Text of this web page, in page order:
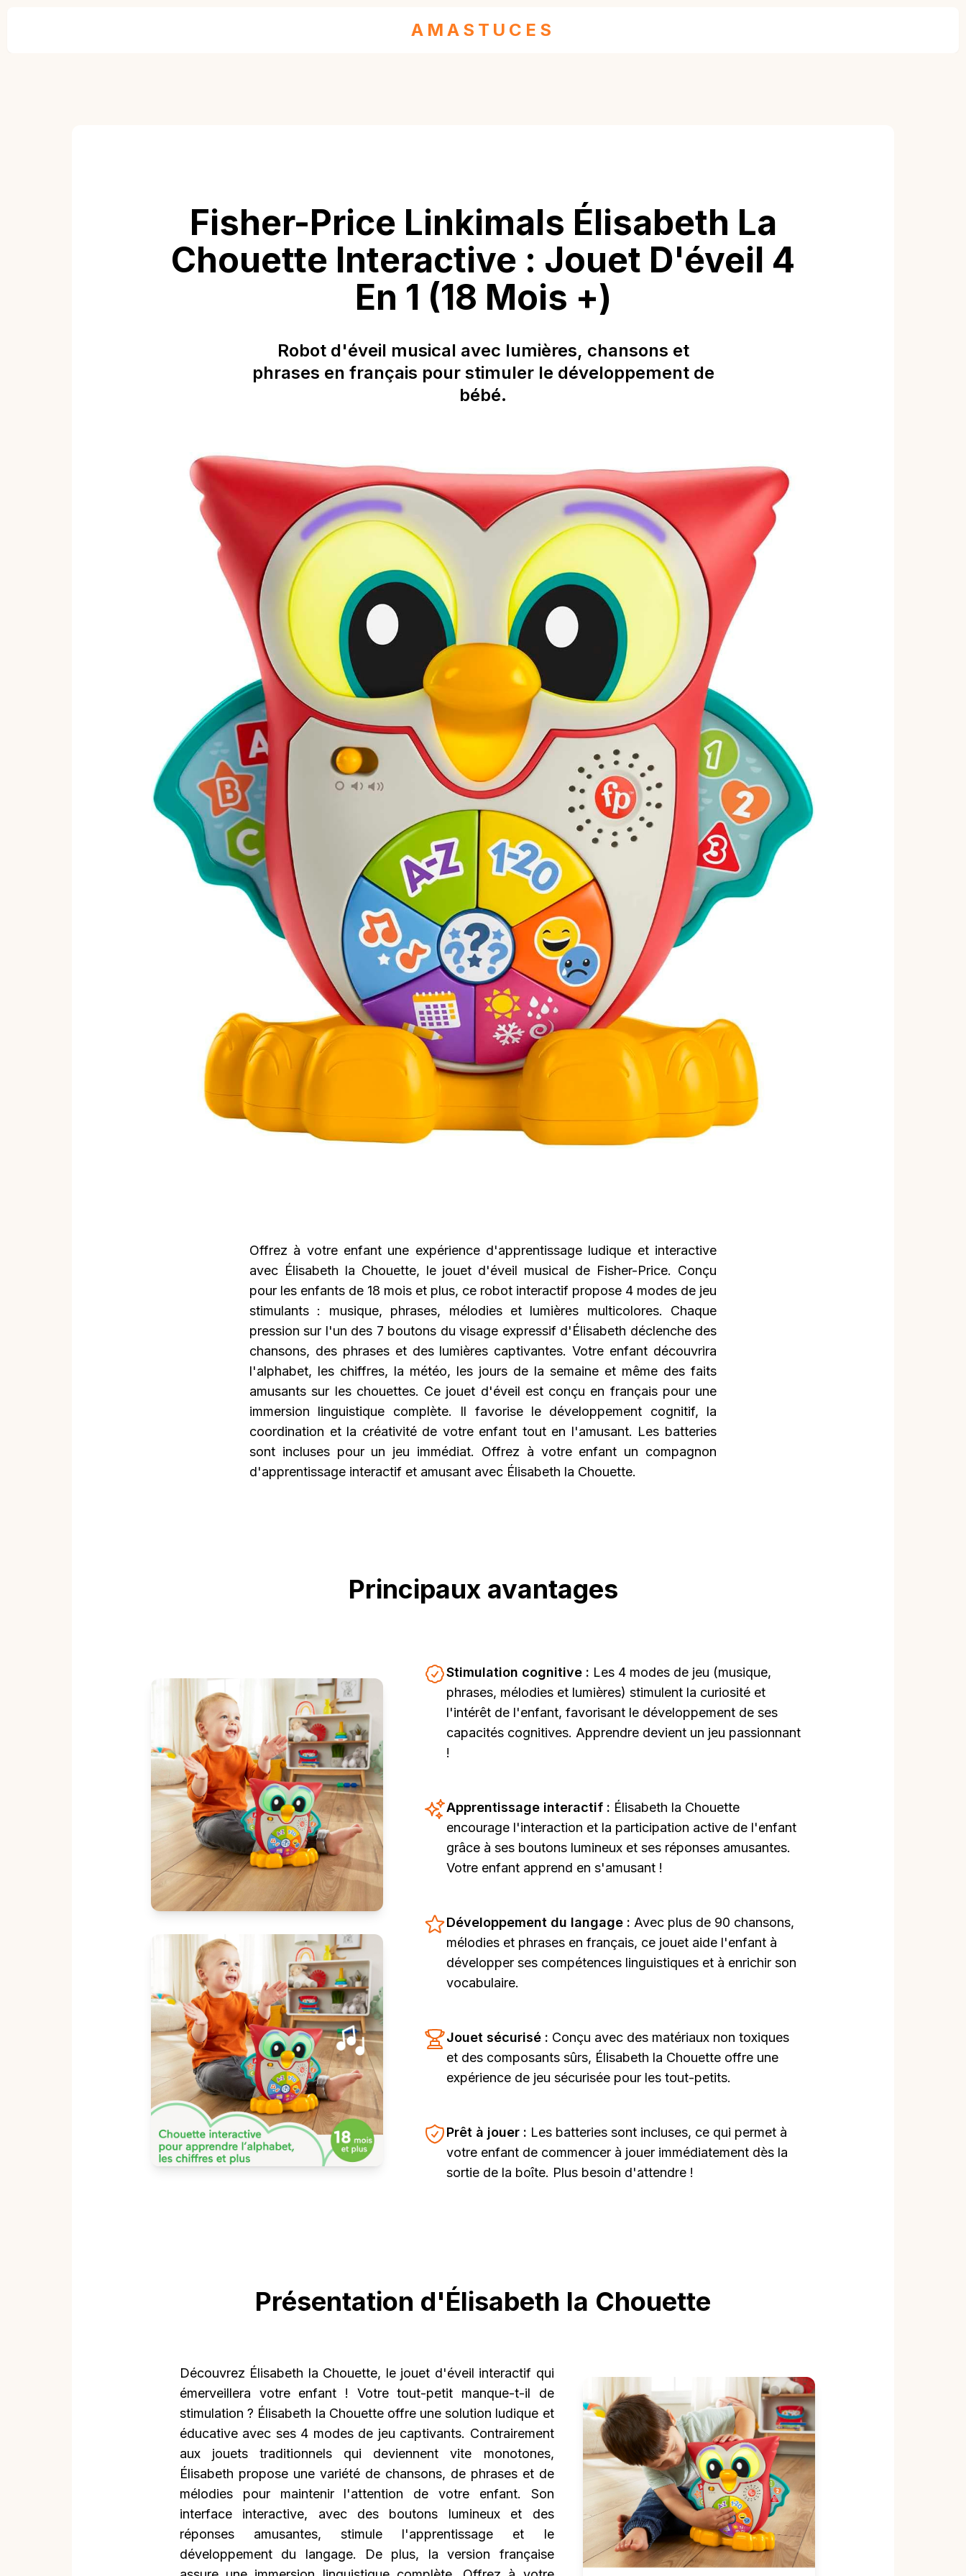
AMASTUCES
Fisher-Price Linkimals Élisabeth La
Chouette Interactive : Jouet D'éveil 4
En 1 (18 Mois +)
Robot d'éveil musical avec lumières, chansons et
phrases en français pour stimuler le développement de
bébé.
Offrez à votre enfant une expérience d'apprentissage ludique et interactive
avec Élisabeth la Chouette, le jouet d'éveil musical de Fisher-Price. Conçu
pour les enfants de 18 mois et plus, ce robot interactif propose 4 modes de jeu
stimulants : musique, phrases, mélodies et lumières multicolores. Chaque
pression sur l'un des 7 boutons du visage expressif d'Élisabeth déclenche des
chansons, des phrases et des lumières captivantes. Votre enfant découvrira
l'alphabet, les chiffres, la météo, les jours de la semaine et même des faits
amusants sur les chouettes. Ce jouet d'éveil est conçu en français pour une
immersion linguistique complète. Il favorise le développement cognitif, la
coordination et la créativité de votre enfant tout en l'amusant. Les batteries
sont incluses pour un jeu immédiat. Offrez à votre enfant un compagnon
d'apprentissage interactif et amusant avec Élisabeth la Chouette.
Principaux avantages
Stimulation cognitive : Les 4 modes de jeu (musique,
phrases, mélodies et lumières) stimulent la curiosité et
l'intérêt de l'enfant, favorisant le développement de ses
capacités cognitives. Apprendre devient un jeu passionnant
!
Apprentissage interactif : Élisabeth la Chouette
encourage l'interaction et la participation active de l'enfant
grâce à ses boutons lumineux et ses réponses amusantes.
Votre enfant apprend en s'amusant !
Développement du langage : Avec plus de 90 chansons,
mélodies et phrases en français, ce jouet aide l'enfant à
développer ses compétences linguistiques et à enrichir son
vocabulaire.
Jouet sécurisé : Conçu avec des matériaux non toxiques
et des composants sûrs, Élisabeth la Chouette offre une
expérience de jeu sécurisée pour les tout-petits.
Prêt à jouer : Les batteries sont incluses, ce qui permet à
votre enfant de commencer à jouer immédiatement dès la
sortie de la boîte. Plus besoin d'attendre !
Présentation d'Élisabeth la Chouette
Découvrez Élisabeth la Chouette, le jouet d'éveil interactif qui
émerveillera votre enfant ! Votre tout-petit manque-t-il de
stimulation ? Élisabeth la Chouette offre une solution ludique et
éducative avec ses 4 modes de jeu captivants. Contrairement
aux jouets traditionnels qui deviennent vite monotones,
Élisabeth propose une variété de chansons, de phrases et de
mélodies pour maintenir l'attention de votre enfant. Son
interface interactive, avec des boutons lumineux et des
réponses amusantes, stimule l'apprentissage et le
développement du langage. De plus, la version française